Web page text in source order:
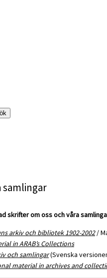
samlingar
skrifter om oss och våra
arkiv och bibliotek 1902-2002 /
in ARAB’s Collections
och samlingar(Svenska
material in archives and